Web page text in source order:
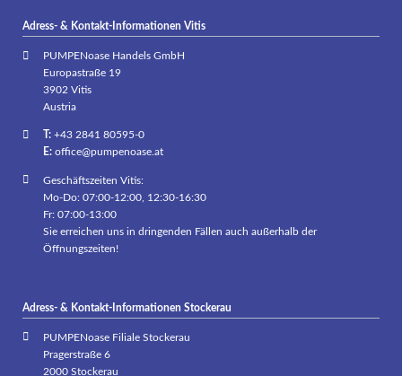
Adress- & Kontakt-Informationen Vitis
PUMPENoase Handels GmbH
Europastraße 19
3902 Vitis
Austria
T:+43 2841 80595-0
E: office@pumpenoase.at
Geschäftszeiten Vitis:
Mo-Do: 07:00-12:00, 12:30-16:30
Fr: 07:00-13:00
Sie erreichen uns in dringenden Fällen auch außerhalb der
Öffnungszeiten!
Adress- & Kontakt-Informationen Stockerau
PUMPENoase Filiale Stockerau
Pragerstraße 6
2000 Stockerau